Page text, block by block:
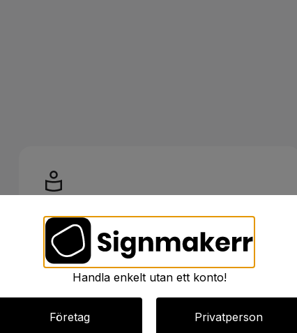
Skräddarsydda skyltar
för dig
Vi tar fram skylt offerter som passar just era
behov och önskningar.
Handla enkelt utan ett konto!
Företag Privatperson